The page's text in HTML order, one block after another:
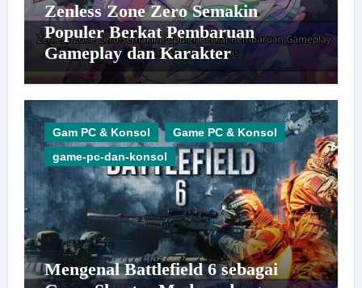
Zenless Zone Zero Semakin
Populer Berkat Pembaruan
Gameplay dan Karakter
Berkualitas
Gam PC & Konsol
Game PC & Konsol
game-pc-dan-konsol
Mengenal Battlefield 6 sebagai